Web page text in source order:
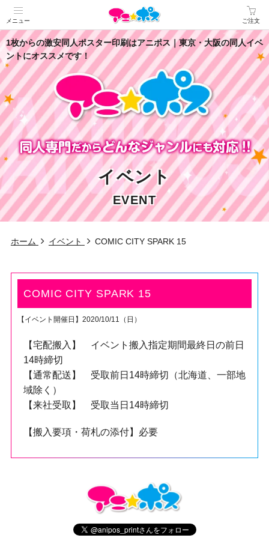
メニュー ご注文
1枚からの激安同人ポスター印刷はアニポス｜東京・大阪の同人イベ
ントにオススメです！
イベント
EVENT
ホーム イベント COMIC CITY SPARK 15
COMIC CITY SPARK 15
【イベント開催日】2020/10/11（日）
【宅配搬入】 イベント搬入指定期間最終日の前日
14時締切
【通常配送】 受取前日14時締切（北海道、一部地
域除く）
【来社受取】 受取当日14時締切
【搬入要項・荷札の添付】必要